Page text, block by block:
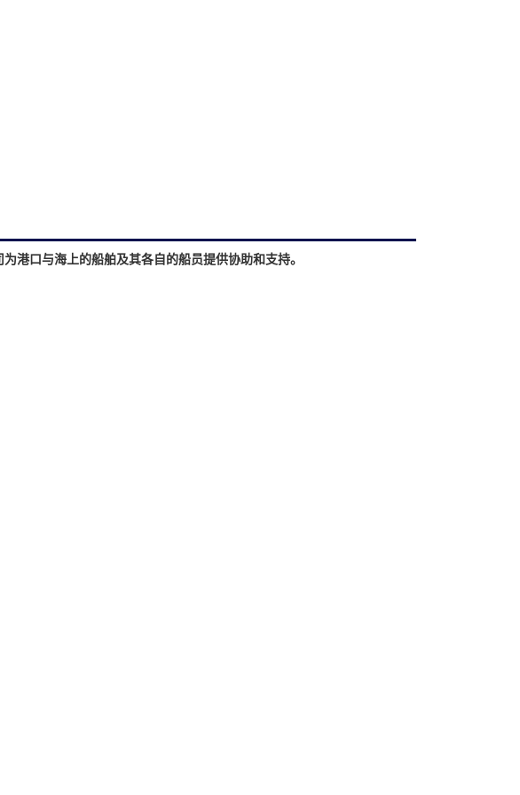
港口与海上的船舶及其各自的船员提供协助和支持。